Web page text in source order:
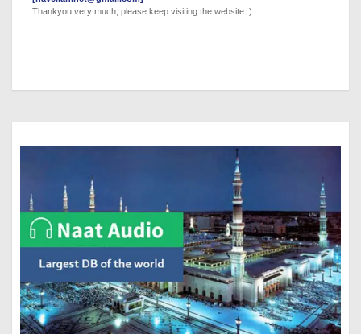
Thankyou very much, please keep visiting the website :)